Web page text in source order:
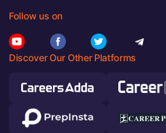
Follow us on
Discover Our Other Platforms